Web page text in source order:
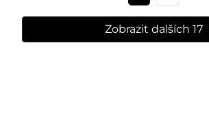
Zobrazit dalších 17